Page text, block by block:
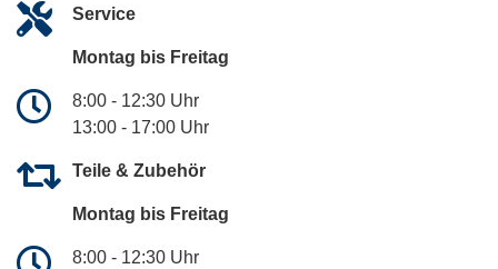
Service
Montag bis Freitag
8:00 - 12:30 Uhr
13:00 - 17:00 Uhr
Teile & Zubehör
Montag bis Freitag
8:00 - 12:30 Uhr